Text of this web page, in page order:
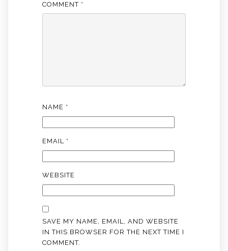
COMMENT *
NAME *
EMAIL *
WEBSITE
SAVE MY NAME, EMAIL, AND WEBSITE
IN THIS BROWSER FOR THE NEXT TIME I
COMMENT.